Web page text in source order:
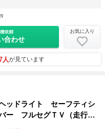
依頼
合わせ
お気に入り
人が見ています
ッドライト セーフティシ
ー フルセグＴＶ（走行中
ラー 純１７ＡＷ ＥＴＣ